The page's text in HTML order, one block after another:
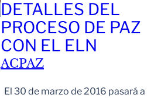
DETALLES DEL
PROCESO DE PAZ
CON EL ELN
ACPAZ
El 30 de marzo de 2016 pasará a